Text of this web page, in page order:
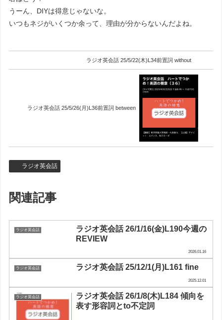
うーん、DIYは得意じゃないな。
いつもネジがいくつか余って、理由が分からないんだよね。
ラジオ英会話 25/5/22(木)L34前置詞 without
ラジオ英会話 25/5/26(月)L36前置詞 between
ラジオ英会話
関連記事
ラジオ英会話
ラジオ英会話 26/1/16(金)L190今週の
REVIEW
2026.01.16
ラジオ英会話 ラジオ英会話 25/12/1(月)L161 fine
2025.12.01
ラジオ英会話
ラジオ英会話 26/1/8(木)L184 傾向を
表す形容詞とto不定詞